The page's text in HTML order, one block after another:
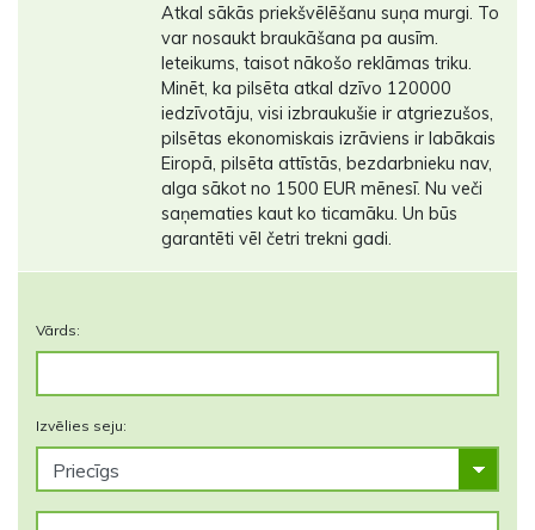
Atkal sākās priekšvēlēšanu suņa murgi. To
var nosaukt braukāšana pa ausīm.
Ieteikums, taisot nākošo reklāmas triku.
Minēt, ka pilsēta atkal dzīvo 120000
iedzīvotāju, visi izbraukušie ir atgriezušos,
pilsētas ekonomiskais izrāviens ir labākais
Eiropā, pilsēta attīstās, bezdarbnieku nav,
alga sākot no 1500 EUR mēnesī. Nu veči
saņematies kaut ko ticamāku. Un būs
garantēti vēl četri trekni gadi.
Vārds:
Izvēlies seju: